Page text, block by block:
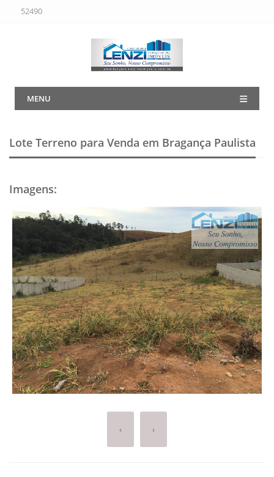
52490
MENU
Lote Terreno para Venda em Bragança Paulista
Imagens:
‹ ›